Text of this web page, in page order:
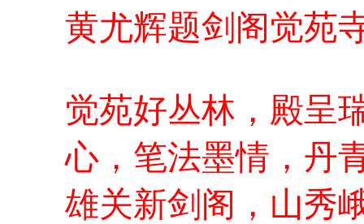
黄尤辉题剑阁觉苑
觉苑好丛林，殿呈
心，笔法墨情，丹
雄关新剑阁，山秀